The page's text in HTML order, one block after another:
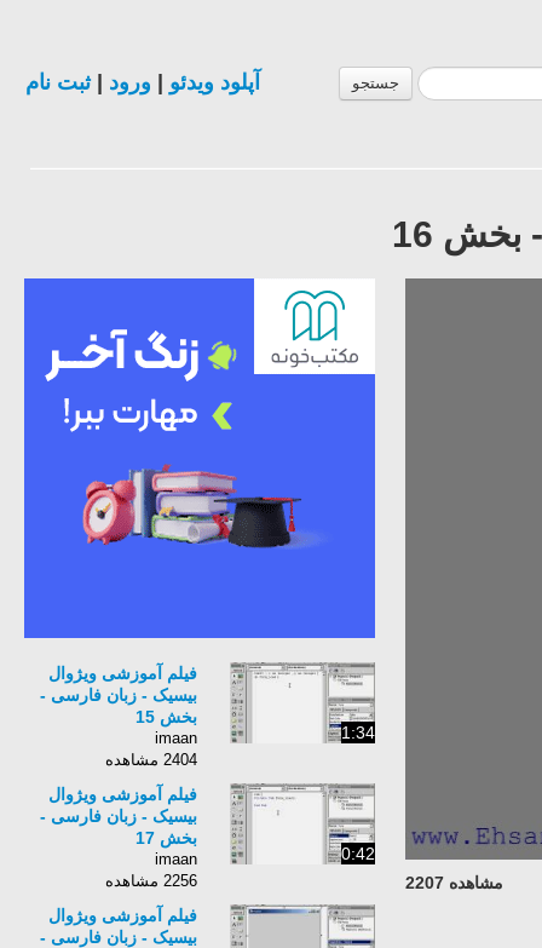
جستجو آپلود ویدئو ورود |ثبت نام
16
مشاهده 2207
1:34
فیلم آموزشی ویژوال
بیسیک - زبان فارسی -
بخش 15
imaan
2404 مشاهده
0:42
فیلم آموزشی ویژوال
بیسیک - زبان فارسی -
بخش 17
imaan
2256 مشاهده
فیلم آموزشی ویژوال
بیسیک - زبان فارسی -